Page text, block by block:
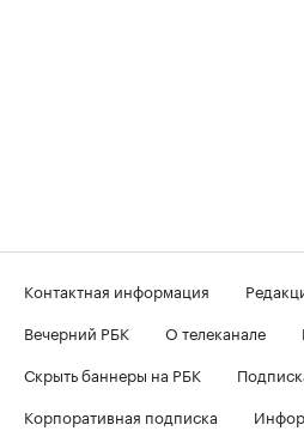
Контактная информация
Вечерний РБК
О телеканале
Скрыть баннеры на РБК
Корпоративная подписка